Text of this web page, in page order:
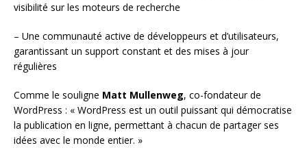
visibilité sur les moteurs de recherche
– Une communauté active de développeurs et d’utilisateurs,
garantissant un support constant et des mises à jour
régulières
Comme le souligne Matt Mullenweg, co-fondateur de
WordPress : « WordPress est un outil puissant qui démocratise
la publication en ligne, permettant à chacun de partager ses
idées avec le monde entier. »